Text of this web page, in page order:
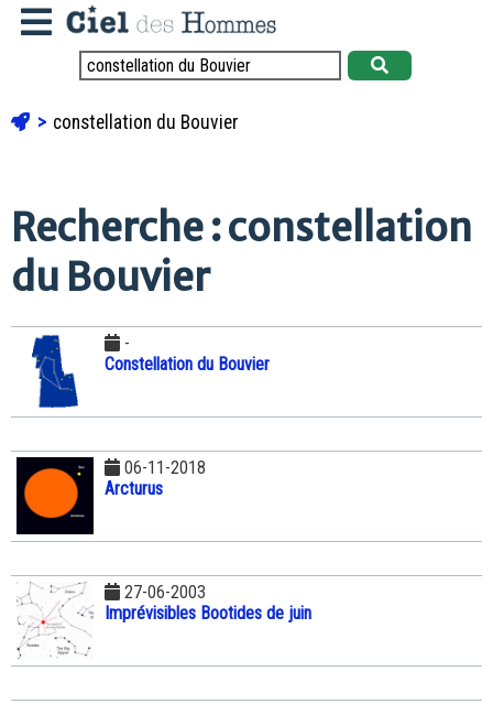
constellation du Bouvier
Recherche : constellation
du Bouvier
-
Constellation du Bouvier
06-11-2018
Arcturus
27-06-2003
Imprévisibles Bootides de juin